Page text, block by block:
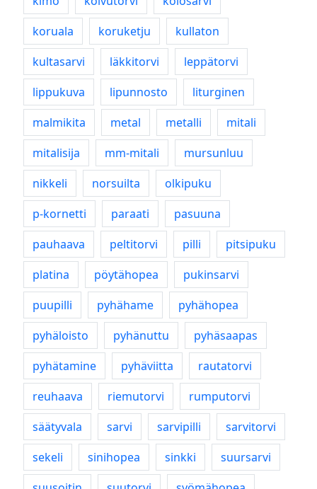
koruala
koruketju
kullaton
kultasarvi
läkkitorvi
leppätorvi
lippukuva
lipunnosto
liturginen
malmikita
metal metalli
mitali
mitalisija
mm-mitali
mursunluu
nikkeli
norsuilta
olkipuku
p-kornetti
paraati
pasuuna
pauhaava
peltitorvi pilli
pitsipuku
platina
pöytähopea
pukinsarvi
puupilli
pyhähame
pyhähopea
pyhäloisto
pyhänuttu
pyhäsaapas
pyhätamine
pyhäviitta
rautatorvi
reuhaava
riemutorvi
rumputorvi
säätyvala
sarvi sarvipilli
sarvitorvi
sekeli
sinihopea sinkki
suursarvi